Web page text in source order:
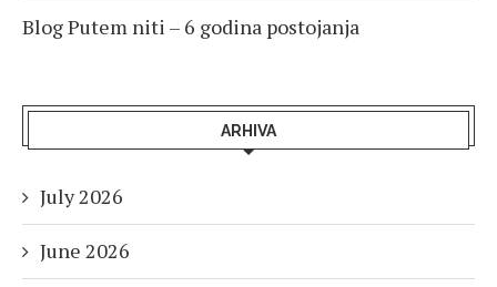
Blog Putem niti – 6 godina postojanja
ARHIVA
July 2026
June 2026